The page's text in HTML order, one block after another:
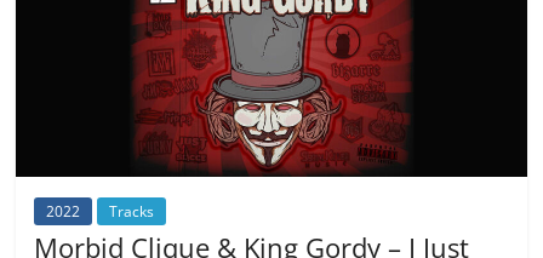
2022 Tracks
Morbid Clique & King Gordy – I Just